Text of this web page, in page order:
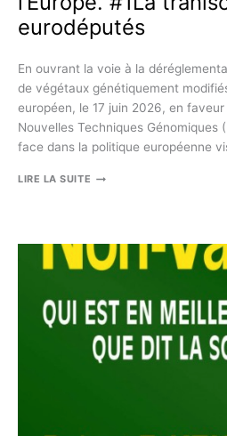
eurodéputés
En ouvrant la voie à la
de végétaux génétiquement
européen, le 17 juin 2026, en
Nouvelles Techniques Génomiques
face dans la politique européenne
LIRE LA SUITE NTG
OGM
SUR
#1LA
TRAHISON
DES